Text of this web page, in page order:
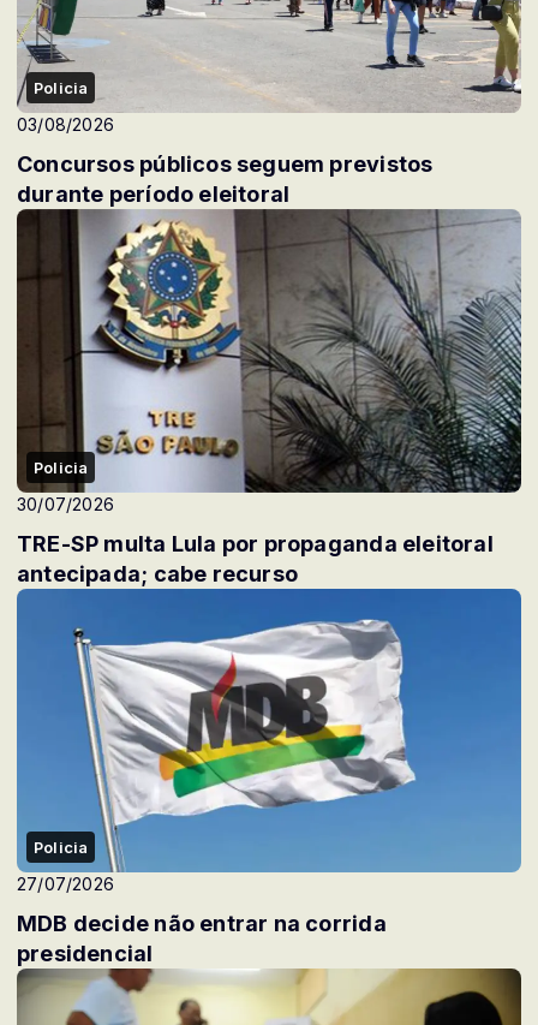
Policia
03/08/2026
Concursos públicos seguem previstos
durante período eleitoral
Policia
30/07/2026
TRE-SP multa Lula por propaganda eleitoral
antecipada; cabe recurso
Policia
27/07/2026
MDB decide não entrar na corrida
presidencial